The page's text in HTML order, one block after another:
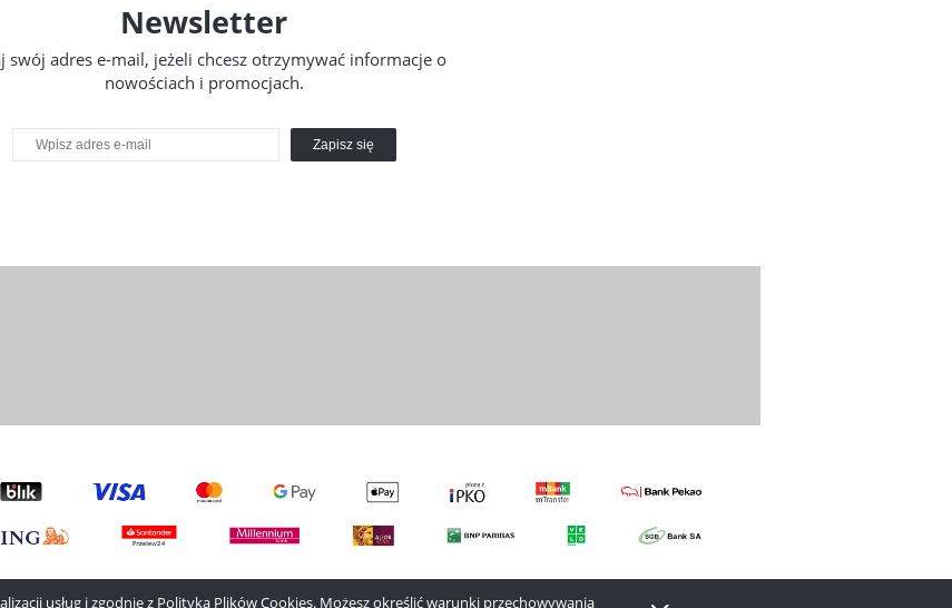
usług i zgodnie z Polityką Plików Cookies. Możesz określić warunki przechowywania
Newsletter
swój adres e-mail, jeżeli chcesz otrzymywać informacje o
nowościach i promocjach.
Zapisz się